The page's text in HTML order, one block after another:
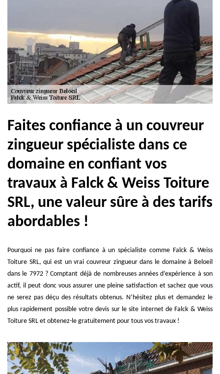
Faites confiance à un couvreur
zingueur spécialiste dans ce
domaine en confiant vos
travaux à Falck & Weiss Toiture
SRL, une valeur sûre à des tarifs
abordables !
Pourquoi ne pas faire confiance à un spécialiste comme Falck & Weiss
Toiture SRL, qui est un vrai couvreur zingueur dans le domaine à Beloeil
dans le 7972 ? Comptant déjà de nombreuses années d’expérience à son
actif, il peut donc vous assurer une pleine satisfaction et sachez que vous
ne serez pas déçu des résultats obtenus. N’hésitez plus et demandez le
plus rapidement possible votre devis sur le site internet de Falck & Weiss
Toiture SRL et obtenez-le gratuitement pour tous vos travaux !